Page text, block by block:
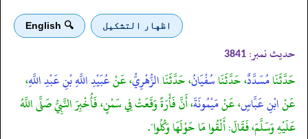
اظهار التشكيل 🔍 English
حدیث نمبر: 3841
حَدَّثَنَامُسَدَّدٌ، حَدَّثَنَاسُفْيَانُ، حَدَّثَنَاالزُّهْرِيُّ، عَنْعُبَيْدِ اللَّهِ بْنِ عَبْدِ اللَّهِ،
عَنْابْنِ عَبَّاسٍ، عَنْمَيْمُونَةَ، أَنَّ فَأْرَةً وَقَعَتْ فِي سَمْنٍ، فَأُخْبِرَ النَّبِيُّ صَلَّى اللَّهُ
عَلَيْهِ وَسَلَّمَ، فَقَالَ: أَلْقُوا مَا حَوْلَهَا وَكُلُوا".